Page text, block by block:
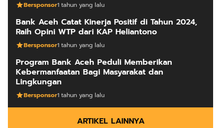
Bersponsor1 tahun yang lalu
Bank Aceh Catat Kinerja Positif di Tahun 2024,
Raih Opini WTP dari KAP Heliantono
Bersponsor1 tahun yang lalu
Program Bank Aceh Peduli Memberikan
Kebermanfaatan Bagi Masyarakat dan
Lingkungan
Bersponsor1 tahun yang lalu
ARTIKEL LAINNYA